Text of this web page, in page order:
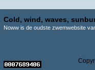
Cold, wind, waves,
Noww is de oudste zwemwebsite